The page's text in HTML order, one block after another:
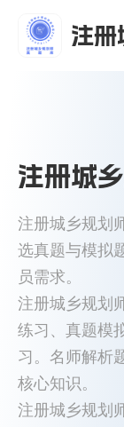
注册
注册城
注册城乡规划
选真题与模拟
员需求。
注册城乡规划
练习、真题模
习。名师解析
核心知识。
注册城乡规划